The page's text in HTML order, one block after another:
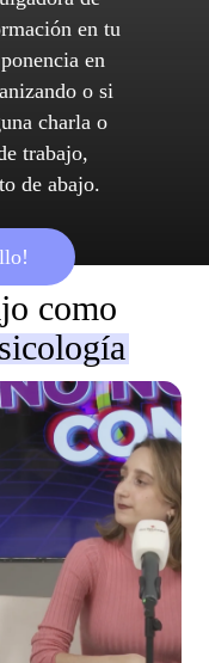
en tu
en
o si
charla o
trabajo,
de abajo.
como